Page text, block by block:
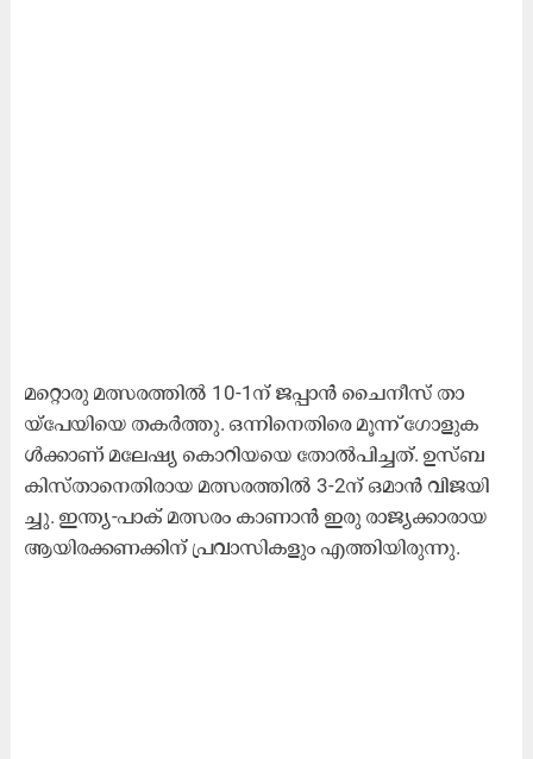
മ​റ്റൊ​രു മ​ത്സ​ര​ത്തി​ല്‍ 10-1ന്‌ ​ജ​പ്പാ​ന്‍ ചൈ​നീ​സ് താ​
യ്പേ​യി​യെ ത​ക​ര്‍‌​ത്തു. ഒ​ന്നി​നെ​തി​രെ മൂ​ന്ന് ഗോ​ളു​ക​
ള്‍ക്കാ​ണ്‌ മ​ലേ​ഷ്യ കൊ​റി​യ​യെ തോ​ല്‍‌​പി​ച്ച​ത്. ഉ​സ്ബ​
കി​സ്താ​നെ​തി​രാ​യ മ​ത്സ​ര​ത്തി​ല്‍ 3-2ന്​ ​ഒ​മാ​ൻ വി​ജ​യി​
ച്ചു. ഇ​ന്ത്യ-​പാ​ക് മ​ത്സ​രം കാ​ണാ​ന്‍ ഇ​രു രാ​ജ്യ​ക്കാ​രാ​യ
ആ​യി​ര​ക്ക​ണ​ക്കി​ന്‌ പ്ര​വാ​സി​ക​ളും എ​ത്തി​യി​രു​ന്നു.